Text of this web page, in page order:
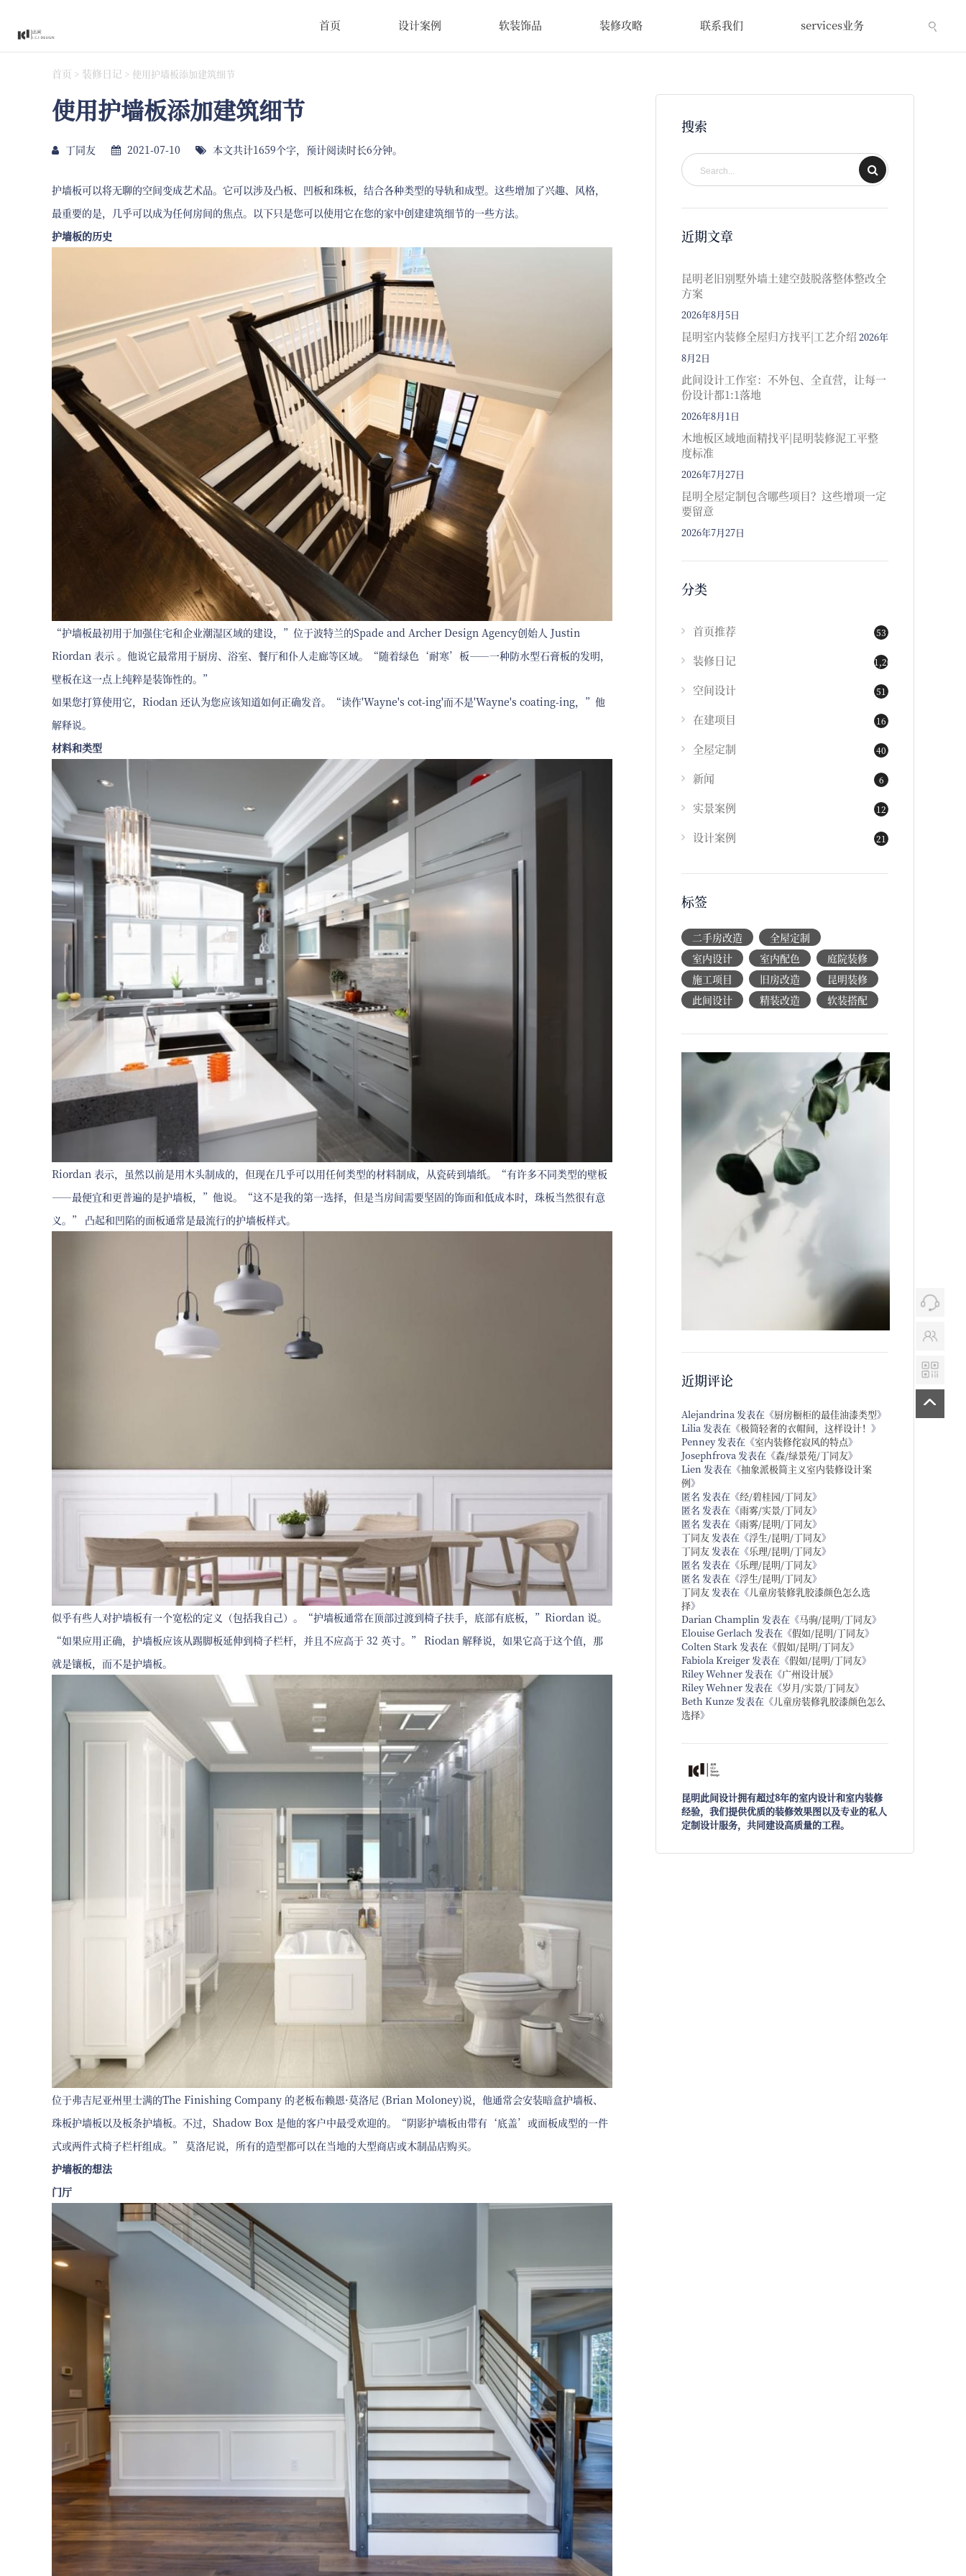
首页 设计案例 软装饰品 装修攻略 联系我们 services业务
首页 > 装修日记 > 使用护墙板添加建筑细节
使用护墙板添加建筑细节
丁同友 2021-07-10 本文共计1659个字，预计阅读时长6分钟。
护墙板可以将无聊的空间变成艺术品。它可以涉及凸板、凹板和珠板，结合各种类型的导轨和成型。这些增加了兴趣、风格，
最重要的是，几乎可以成为任何房间的焦点。以下只是您可以使用它在您的家中创建建筑细节的一些方法。
护墙板的历史
“护墙板最初用于加强住宅和企业潮湿区域的建设，”位于波特兰的Spade and Archer Design Agency创始人 Justin
Riordan 表示 。他说它最常用于厨房、浴室、餐厅和仆人走廊等区域。“随着绿色‘耐寒’板——一种防水型石膏板的发明，
壁板在这一点上纯粹是装饰性的。”
如果您打算使用它，Riodan 还认为您应该知道如何正确发音。“读作'Wayne's cot-ing'而不是'Wayne's coating-ing，”他
解释说。
材料和类型
Riordan 表示，虽然以前是用木头制成的，但现在几乎可以用任何类型的材料制成，从瓷砖到墙纸。“有许多不同类型的壁板
——最便宜和更普遍的是护墙板，”他说。“这不是我的第一选择，但是当房间需要坚固的饰面和低成本时，珠板当然很有意
义。” 凸起和凹陷的面板通常是最流行的护墙板样式。
似乎有些人对护墙板有一个宽松的定义（包括我自己）。“护墙板通常在顶部过渡到椅子扶手，底部有底板，”Riordan 说。
“如果应用正确，护墙板应该从踢脚板延伸到椅子栏杆，并且不应高于 32 英寸。” Riodan 解释说，如果它高于这个值，那
就是镶板，而不是护墙板。
位于弗吉尼亚州里士满的The Finishing Company 的老板布赖恩·莫洛尼 (Brian Moloney)说，他通常会安装暗盒护墙板、
珠板护墙板以及板条护墙板。不过，Shadow Box 是他的客户中最受欢迎的。“阴影护墙板由带有‘底盖’或面板成型的一件
式或两件式椅子栏杆组成。” 莫洛尼说，所有的造型都可以在当地的大型商店或木制品店购买。
护墙板的想法
门厅
搜索
近期文章
昆明老旧别墅外墙土建空鼓脱落整体整改全
方案
2026年8月5日
昆明室内装修全屋归方找平|工艺介绍 2026年
8月2日
此间设计工作室：不外包、全直营，让每一
份设计都1:1落地
2026年8月1日
木地板区域地面精找平|昆明装修泥工平整
度标准
2026年7月27日
昆明全屋定制包含哪些项目？这些增项一定
要留意
2026年7月27日
分类
首页推荐 53
装修日记 1,202
空间设计 51
在建项目 16
全屋定制 40
新闻 6
实景案例 12
设计案例 21
标签
二手房改造
全屋定制
室内设计
室内配色
庭院装修
施工项目
旧房改造
昆明装修
此间设计
精装改造 软装搭配
近期评论
Alejandrina 发表在《厨房橱柜的最佳油漆类型》
Lilia 发表在《极简轻奢的衣帽间，这样设计！ 》
Penney发表在《室内装修侘寂风的特点》
Josephfrova 发表在《森/绿景苑/丁同友》
Lien 发表在《抽象派极简主义室内装修设计案
例》
匿名 发表在《经/碧桂园/丁同友》
匿名 发表在《雨雾/实景/丁同友》
匿名 发表在《雨雾/昆明/丁同友》
丁同友 发表在《浮生/昆明/丁同友》
丁同友 发表在《乐理/昆明/丁同友》
匿名 发表在《乐理/昆明/丁同友》
匿名 发表在《浮生/昆明/丁同友》
丁同友 发表在《儿童房装修乳胶漆颜色怎么选
择》
Darian Champlin 发表在《马驹/昆明/丁同友》
Elouise Gerlach 发表在《假如/昆明/丁同友》
Colten Stark 发表在《假如/昆明/丁同友》
Fabiola Kreiger 发表在《假如/昆明/丁同友》
Riley Wehner 发表在《广州设计展》
Riley Wehner 发表在《岁月/实景/丁同友》
Beth Kunze 发表在《儿童房装修乳胶漆颜色怎么
选择》
昆明此间设计拥有超过8年的室内设计和室内装修
经验，我们提供优质的装修效果图以及专业的私人
定制设计服务，共同建设高质量的工程。